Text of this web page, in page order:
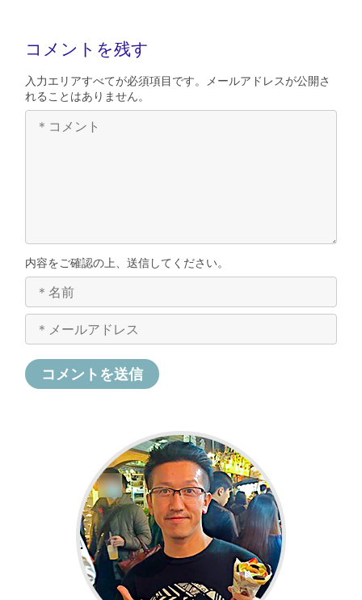
コメントを残す
入力エリアすべてが必須項目です。メールアドレスが公開さ
れることはありません。
内容をご確認の上、送信してください。